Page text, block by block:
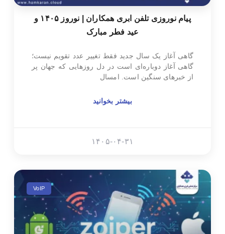
پیام نوروزی تلفن ابری همکاران | نوروز ۱۴۰۵ و
عید فطر مبارک
گاهی آغاز یک سال جدید فقط تغییر عدد تقویم نیست؛
گاهی آغاز دوباره‌ای است در دل روزهایی که جهان پر
از خبرهای سنگین است. امسال
بیشتر بخوانید
۱۴۰۵-۰۴-۳۱
VoIP